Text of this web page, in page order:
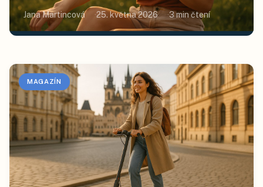
Jana Martincová 25. května 2026 3min čtení
MAGAZÍN